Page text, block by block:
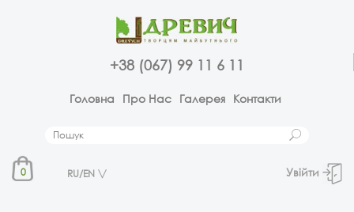
+38 (067) 99 11 6 11
Головна Про Нас Галерея Контакти
0 RU/EN Увійти